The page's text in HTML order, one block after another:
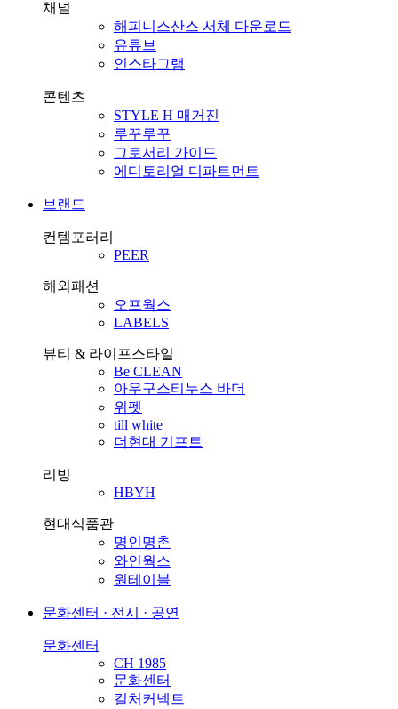
채널
해피니스산스 서체 다운로드
유튜브
인스타그램
콘텐츠
STYLE H 매거진
루꾸루꾸
그로서리 가이드
에디토리얼 디파트먼트
브랜드
컨템포러리
PEER
해외패션
오프웍스
LABELS
뷰티 & 라이프스타일
Be CLEAN
아우구스티누스 바더
위펫
till white
더현대 기프트
리빙
HBYH
현대식품관
명인명촌
와인웍스
원테이블
문화센터 · 전시 · 공연
문화센터
CH 1985
문화센터
컬처커넥트